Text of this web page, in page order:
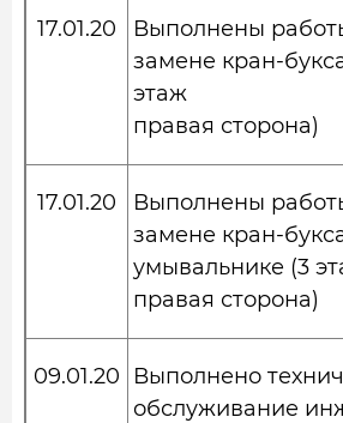
17.01.20
Выполнены
замене кран-
этаж
правая сторона)
17.01.20
Выполнены
замене кран-
умывальнике (3
правая сторона)
09.01.20
Выполнено
обслуживание